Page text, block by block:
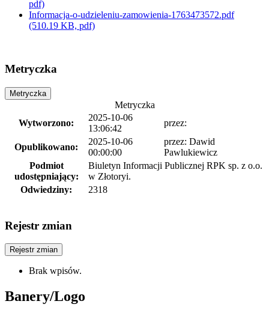
pdf)
Informacja-o-udzieleniu-zamowienia-1763473572.pdf
(510.19 KB, pdf)
Metryczka
Metryczka
Metryczka
Wytworzono:
2025-10-06
13:06:42
przez:
Opublikowano:
2025-10-06
00:00:00
przez: Dawid
Pawlukiewicz
Podmiot
udostępniający:
Biuletyn Informacji Publicznej RPK sp. z o.o.
w Złotoryi.
Odwiedziny:
2318
Rejestr zmian
Rejestr zmian
Brak wpisów.
Banery/Logo